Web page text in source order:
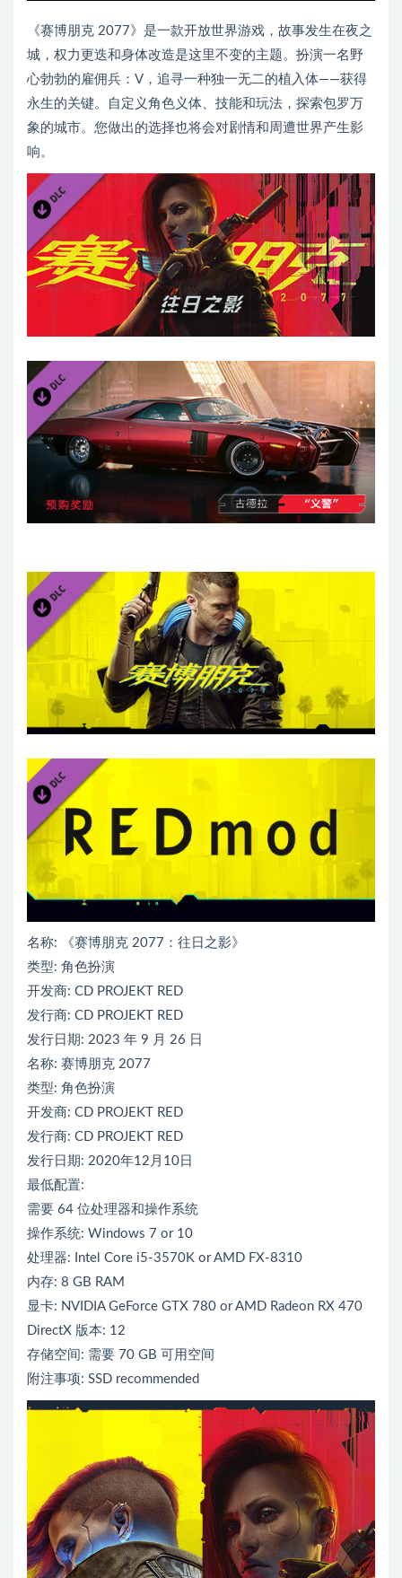
《赛博朋克 2077》是一款开放世界游戏，故事发生在夜之
城，权力更迭和身体改造是这里不变的主题。扮演一名野
心勃勃的雇佣兵：V，追寻一种独一无二的植入体——获得
永生的关键。自定义角色义体、技能和玩法，探索包罗万
象的城市。您做出的选择也将会对剧情和周遭世界产生影
响。
名称: 《赛博朋克 2077：往日之影》
类型: 角色扮演
开发商: CD PROJEKT RED
发行商: CD PROJEKT RED
发行日期: 2023 年 9 月 26 日
名称: 赛博朋克 2077
类型: 角色扮演
开发商: CD PROJEKT RED
发行商: CD PROJEKT RED
发行日期: 2020年12月10日
最低配置:
需要 64 位处理器和操作系统
操作系统: Windows 7 or 10
处理器: Intel Core i5-3570K or AMD FX-8310
内存: 8 GB RAM
显卡: NVIDIA GeForce GTX 780 or AMD Radeon RX 470
DirectX 版本: 12
存储空间: 需要 70 GB 可用空间
附注事项: SSD recommended